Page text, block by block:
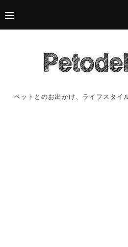
ペットとのお出かけ、ライフスタイ